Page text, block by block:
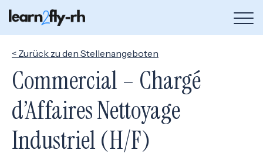
de
< Zurück zu den Stellenangeboten
Commercial – Chargé
d’Affaires Nettoyage
Industriel (H/F)